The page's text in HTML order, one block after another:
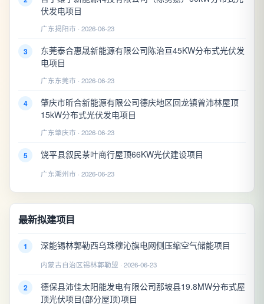
伏发电项目
广东揭阳市 · 2026-06-23
3
东莞泰合惠晟新能源有限公司陈治亘45KW分布式光伏发
电项目
广东东莞市 · 2026-06-23
4
肇庆市昕合新能源有限公司德庆地区回龙镇曾沛林屋顶
15kW分布式光伏发电项目
广东肇庆市 · 2026-06-23
5 饶平县叙民茶叶商行屋顶66KW光伏建设项目
广东潮州市 · 2026-06-23
最新拟建项目
1 深能锡林郭勒西乌珠穆沁旗电网侧压缩空气储能项目
内蒙古自治区锡林郭勒盟 · 2026-06-23
2
德保县沛佳太阳能发电有限公司那坡县19.8MW分布式屋
顶光伏项目(部分屋顶)项目